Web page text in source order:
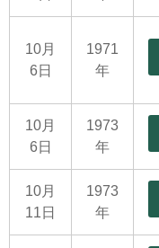
10月
6日
1971
年
10月
6日
1973
年
10月
11日
1973
年